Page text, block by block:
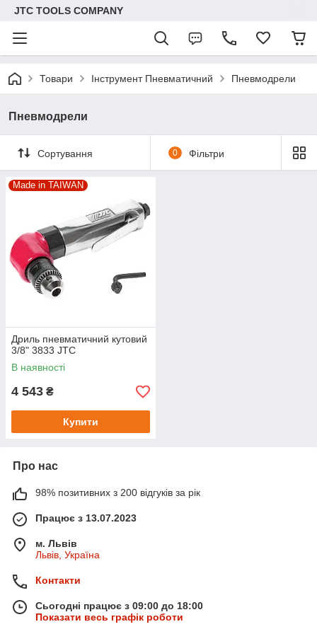
JTC TOOLS COMPANY
Товари Інструмент Пневматичний Пневмодрели
Пневмодрели
Сортування 0 Фільтри
Made in TAIWAN
Дриль пневматичний кутовий
3/8" 3833 JTC
В наявності
4 543 ₴
Купити
Про нас
98% позитивних з 200 відгуків за рік
Працює з 13.07.2023
м. Львів
Львів, Україна
Контакти
Сьогодні працює з 09:00 до 18:00
Показати весь графік роботи